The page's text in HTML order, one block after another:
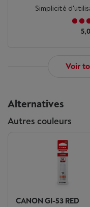
Simplicité
5,0
Voir
Alternatives
Autres couleurs
CANON GI-53 RED